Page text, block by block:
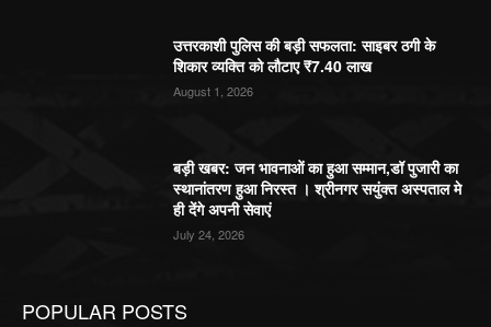
उत्तरकाशी पुलिस की बड़ी सफलता: साइबर ठगी के
शिकार व्यक्ति को लौटाए ₹7.40 लाख
August 1, 2026
बड़ी खबर: जन भावनाओं का हुआ सम्मान,डॉ पुजारी का
स्थानांतरण हुआ निरस्त । श्रीनगर सयुंक्त अस्पताल मे
ही देंगे अपनी सेवाएं
July 24, 2026
POPULAR POSTS